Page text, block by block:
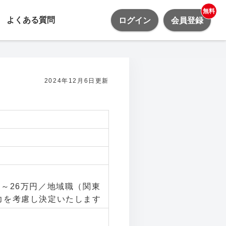
よくある質問 ログイン 会員登録
無料
2024年12月6日更新
26万円／地域職（関東
考慮し決定いたします